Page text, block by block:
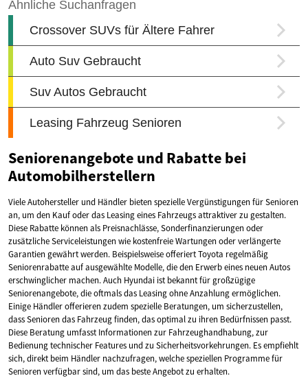
Seniorenangebote und Rabatte bei
Automobilherstellern
Viele Autohersteller und Händler bieten spezielle Vergünstigungen für Senioren
an, um den Kauf oder das Leasing eines Fahrzeugs attraktiver zu gestalten.
Diese Rabatte können als Preisnachlässe, Sonderfinanzierungen oder
zusätzliche Serviceleistungen wie kostenfreie Wartungen oder verlängerte
Garantien gewährt werden. Beispielsweise offeriert Toyota regelmäßig
Seniorenrabatte auf ausgewählte Modelle, die den Erwerb eines neuen Autos
erschwinglicher machen. Auch Hyundai ist bekannt für großzügige
Seniorenangebote, die oftmals das Leasing ohne Anzahlung ermöglichen.
Einige Händler offerieren zudem spezielle Beratungen, um sicherzustellen,
dass Senioren das Fahrzeug finden, das optimal zu ihren Bedürfnissen passt.
Diese Beratung umfasst Informationen zur Fahrzeughandhabung, zur
Bedienung technischer Features und zu Sicherheitsvorkehrungen. Es empfiehlt
sich, direkt beim Händler nachzufragen, welche speziellen Programme für
Senioren verfügbar sind, um das beste Angebot zu erhalten.